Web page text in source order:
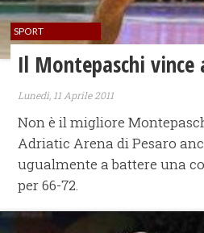
SPORT
Il Montepaschi vince
Lunedì, 11 Aprile 2011
Non è il migliore
Adriatic Arena di Pesaro
ugualmente a battere una
per 66-72.